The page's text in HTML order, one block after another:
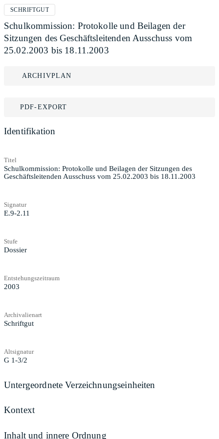
SCHRIFTGUT
Schulkommission: Protokolle und Beilagen der
Sitzungen des Geschäftsleitenden Ausschuss vom
25.02.2003 bis 18.11.2003
ARCHIVPLAN
PDF-EXPORT
Identifikation
Titel
Schulkommission: Protokolle und Beilagen der Sitzungen des
Geschäftsleitenden Ausschuss vom 25.02.2003 bis 18.11.2003
Signatur
E.9-2.11
Stufe
Dossier
Entstehungszeitraum
2003
Archivalienart
Schriftgut
Altsignatur
G 1-3/2
Untergeordnete Verzeichnungseinheiten
Kontext
Inhalt und innere Ordnung